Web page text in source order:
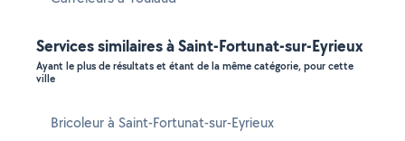
Services similaires à Saint-Fortunat-sur-Eyrieux
Ayant le plus de résultats et étant de la même catégorie, pour cette
ville
Bricoleur à Saint-Fortunat-sur-Eyrieux